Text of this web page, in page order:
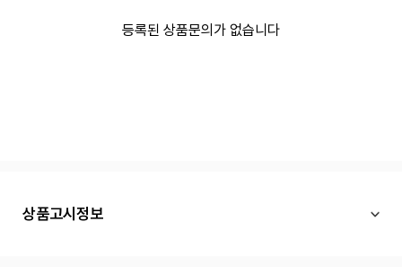
등록된 상품문의가 없습니다
상품고시정보